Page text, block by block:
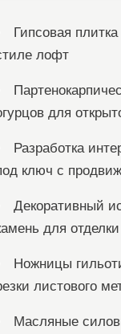
Гипсовая
лофт
для
Разработка
ключ с
Декоративный
для
Ножницы
листового
Масляные